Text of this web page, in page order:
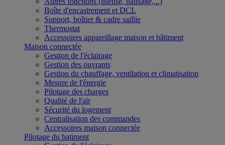
Boîte d'encastrement et DCL
Support, boîtier & cadre saillie
Thermostat
Accessoires appareillage maison et bâtiment
Maison connectée
Gestion de l'éclairage
Gestion des ouvrants
Gestion du chauffage, ventilation et climatisation
Mesure de l'énergie
Pilotage des charges
Qualité de l'air
Sécurité du logement
Centralisation des commandes
Accessoires maison connectée
Pilotage du batiment